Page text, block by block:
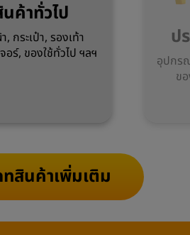
ค้าทั่วไป
, กระเป๋า, รองเท้า
อร์, ของใช้ทั่วไป ฯลฯ
ป
อุปกร
ข
ทสินค้าเพิ่มเติม